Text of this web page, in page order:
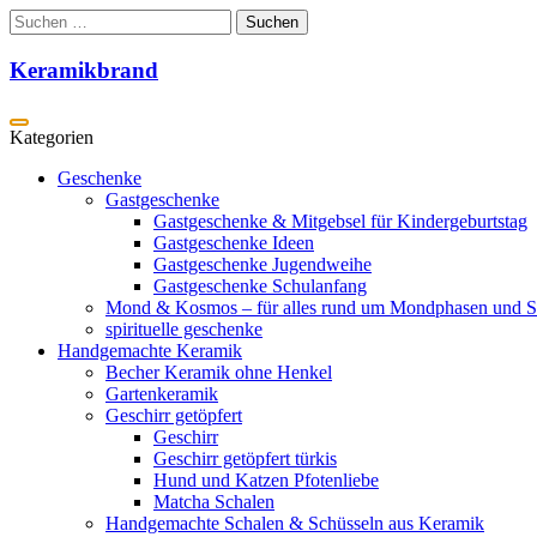
Zum
Inhalt
springen
Suchen
nach:
Keramikbrand
Geschenke
Gastgeschenke
Gastgeschenke & Mitgebsel für Kindergeburtstag
Gastgeschenke Ideen
Gastgeschenke Jugendweihe
Gastgeschenke Schulanfang
Mond & Kosmos – für alles rund um Mondphasen und
spirituelle geschenke
Handgemachte Keramik
Becher Keramik ohne Henkel
Gartenkeramik
Geschirr getöpfert
Geschirr
Geschirr getöpfert türkis
Hund und Katzen Pfotenliebe
Matcha Schalen
Handgemachte Schalen & Schüsseln aus Keramik